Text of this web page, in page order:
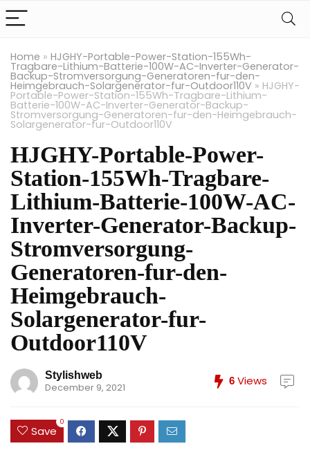
Home » HJGHY-Portable-Power-Station-155Wh-
Tragbare-Lithium-Batterie-100W-AC-Inverter-Generator-
Backup-Stromversorgung-Generatoren-fur-den-
Heimgebrauch-Solargenerator-fur-Outdoor110V » HJGHY-
Portable-Power-Station-155Wh-Tragbare-Lithium-
Batterie-100W-AC-Inverter-Generator-Backup-
Stromversorgung-Generatoren-fur-den-Heimgebrauch-
Solargenerator-fur-Outdoor110V
HJGHY-Portable-Power-
Station-155Wh-Tragbare-
Lithium-Batterie-100W-AC-
Inverter-Generator-Backup-
Stromversorgung-
Generatoren-fur-den-
Heimgebrauch-
Solargenerator-fur-
Outdoor110V
Stylishweb
December 9, 2021
6 Views
Save
0